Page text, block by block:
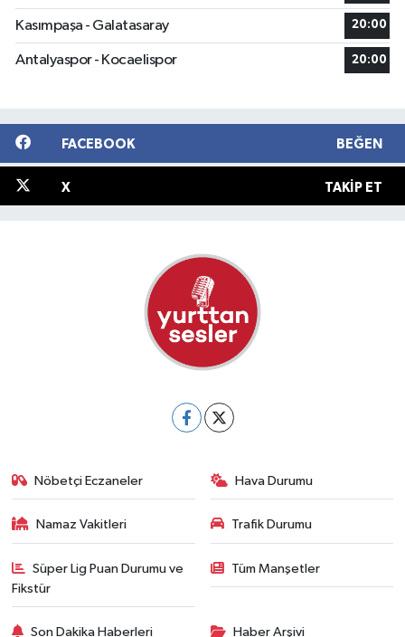
Kasımpaşa - Galatasaray 20:00
Antalyaspor - Kocaelispor 20:00
FACEBOOK BEĞEN
X TAKIP ET
Nöbetçi Eczaneler Hava Durumu
Namaz Vakitleri Trafik Durumu
Süper Lig Puan Durumu ve
Fikstür
Tüm Manşetler
Son Dakika Haberleri Haber Arşivi